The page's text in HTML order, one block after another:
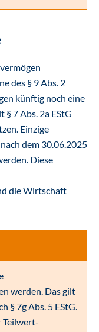
des § 9 Abs. 2
künftig noch eine
7 Abs. 2a EStG
Einzige
dem 30.06.2025
Diese
die Wirtschaft
werden. Das gilt
§ 7g Abs. 5 EStG.
Teilwert-